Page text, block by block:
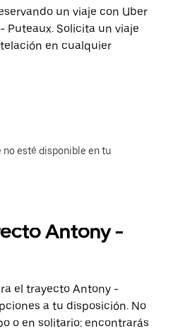
un viaje con Uber
Puteaux. Solicita un viaje
en cualquier
no esté disponible en tu
Antony -
el trayecto Antony -
a tu disposición. No
o en solitario: encontrarás